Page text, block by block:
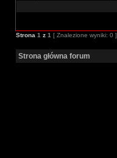
Strona 1 z 1 [ Znalezione wyniki: 0 ]
Strona główna forum